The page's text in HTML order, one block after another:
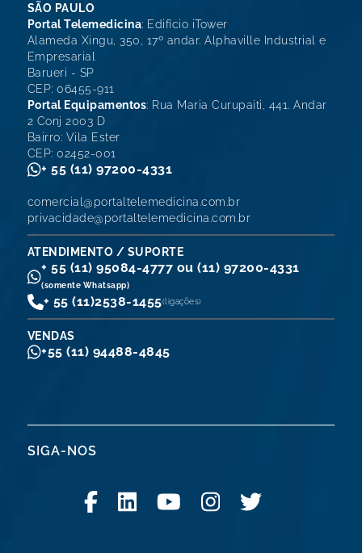
SÃO PAULO
Portal Telemedicina: Edifício iTower
Alameda Xingu, 350, 17º andar. Alphaville Industrial e
Empresarial
Barueri - SP
CEP: 06455-911
Portal Equipamentos: Rua Maria Curupaiti, 441. Andar
2 Conj 2003 D
Bairro: Vila Ester
CEP: 02452-001
+ 55 (11) 97200-4331
comercial@portaltelemedicina.com.br
privacidade@portaltelemedicina.com.br
ATENDIMENTO / SUPORTE
+ 55 (11) 95084-4777 ou (11) 97200-4331
(somente Whatsapp)
+ 55 (11)2538-1455(ligações)
VENDAS
+55 (11) 94488-4845
SIGA-NOS